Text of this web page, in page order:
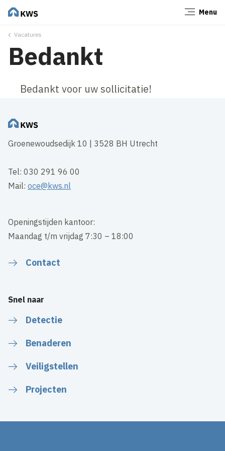
Menu
Vacatures
Bedankt
Bedankt voor uw sollicitatie!
Groenewoudsedijk 10 | 3528 BH Utrecht
Tel: 030 291 96 00
Mail:oce@kws.nl
Openingstijden kantoor:
Maandag t/m vrijdag 7:30 – 18:00
Contact
Snel naar
Detectie
Benaderen
Veiligstellen
Projecten
Sluiten